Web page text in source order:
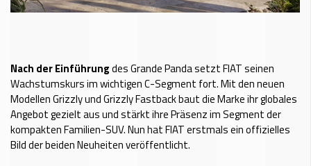
Nach der Einführungdes Grande Panda setzt FIAT seinen
Wachstumskurs im wichtigen C-Segment fort. Mit den neuen
Modellen Grizzly und Grizzly Fastback baut die Marke ihr globales
Angebot gezielt aus und stärkt ihre Präsenz im Segment der
kompakten Familien-SUV. Nun hat FIAT erstmals ein offizielles
Bild der beiden Neuheiten veröffentlicht.